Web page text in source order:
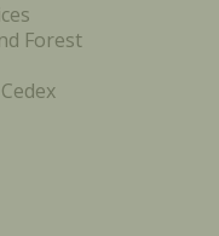
Forest